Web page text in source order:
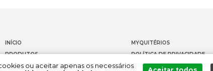
INÍCIO
PRODUTOS
DOCUMENTAÇÃO
MYQUITÉRIOS
POLÍTICA DE PRIVACIDADE
CONTACTOS
ou aceitar apenas os necessários
Aceitar todos